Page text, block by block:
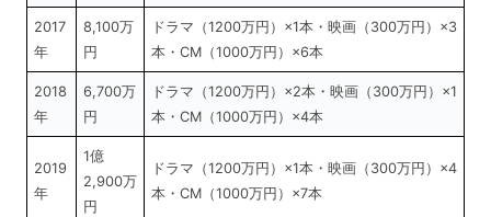
2017
年
8,100万
円
ドラマ（1200万円）×1本・映画（300万円）×3
本・CM（1000万円）×6本
2018
年
6,700万
円
ドラマ（1200万円）×2本・映画（300万円）×1
本・CM（1000万円）×4本
2019
年
1億
2,900万
円
ドラマ（1200万円）×1本・映画（300万円）×4
本・CM（1000万円）×7本